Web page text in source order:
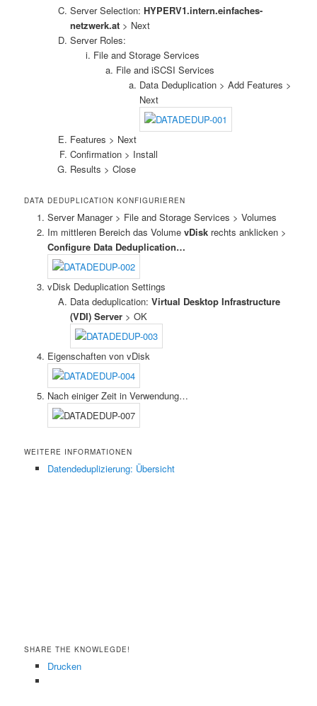
Server Selection:HYPERV1.intern.einfaches-
netzwerk.at > Next
Server Roles:
File and Storage Services
File and iSCSI Services
Data Deduplication > Add Features >
Next
Features > Next
Confirmation > Install
Results > Close
DATA DEDUPLICATION KONFIGURIEREN
Server Manager > File and Storage Services > Volumes
Im mittleren Bereich das Volume vDiskrechts anklicken >
Configure Data Deduplication…
vDisk Deduplication Settings
Data deduplication:Virtual Desktop Infrastructure
(VDI) Server > OK
Eigenschaften von vDisk
Nach einiger Zeit in Verwendung…
WEITERE INFORMATIONEN
Datendeduplizierung: Übersicht
SHARE THE KNOWLEGDE!
Drucken